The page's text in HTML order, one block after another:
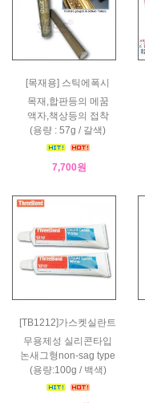
[목재용] 스틱에폭시
목재,합판등의 메꿈
액자,책상등의 접착
(용량 : 57g / 갈색)
7,700원
[TB1212]가스켓실란트
무용제성 실리콘타입
논새그형non-sag type
(용량:100g / 백색)